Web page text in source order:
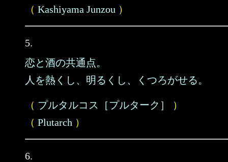
（ Kashiyama Junzou ）
5.
恋と酒の共通点。
人を熱くし、明るくし、くつろがせる。
（ プルタルコス［プルターク］
）
（ Plutarch ）
6.